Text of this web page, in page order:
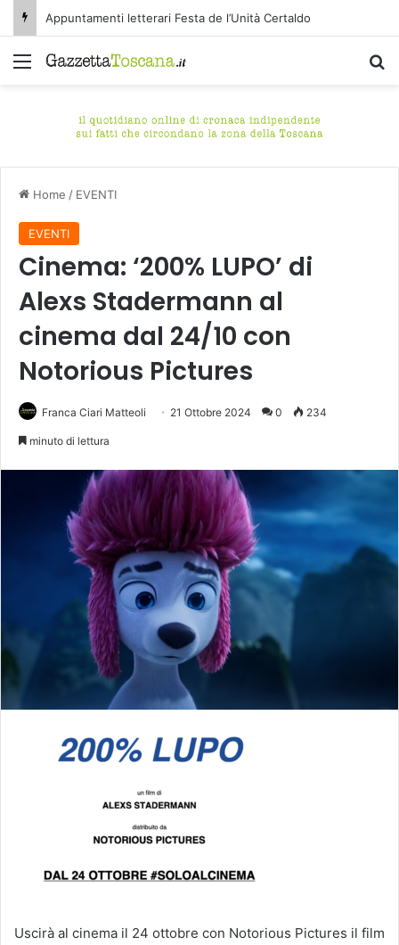
Appuntamenti letterari Festa de l’Unità Certaldo
Menu
Home / EVENTI
EVENTI
Cinema: ‘200% LUPO’ di
Alexs Stadermann al
cinema dal 24/10 con
Notorious Pictures
Franca Ciari Matteoli 21 Ottobre 2024 0 234
minuto di lettura
Uscirà al cinema il 24 ottobre con Notorious Pictures il film